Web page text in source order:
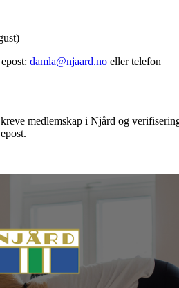
damla@njaard.no eller telefon
medlemskap i Njård og